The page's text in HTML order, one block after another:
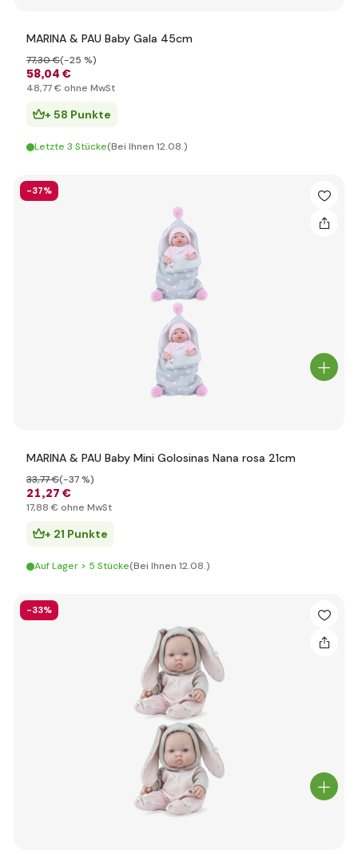
MARINA & PAU Baby Gala 45cm
58,04 €
77,30 €(-25 %)
48,77 € ohne MwSt
+ 58 Punkte
Letzte 3 Stücke(Bei Ihnen 12.08.)
-37%
MARINA & PAU Baby Mini Golosinas Nana rosa 21cm
21,27 €
33,77 €(-37 %)
17,88 € ohne MwSt
+ 21 Punkte
Auf Lager > 5 Stücke(Bei Ihnen 12.08.)
-33%